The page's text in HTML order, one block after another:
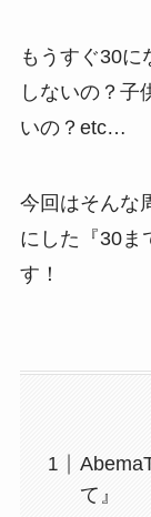
もうすぐ30
しないの？子
いの？etc…
今回はそんな
にした『30ま
す！
て』